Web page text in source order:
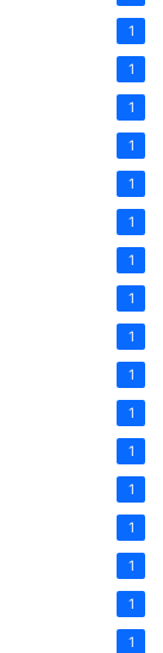
1
1
1
1
1
1
1
1
1
1
1
1
1
1
1
1
1